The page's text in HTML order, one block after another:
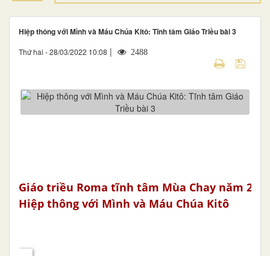
Hiệp thông với Mình và Máu Chúa Kitô: Tĩnh tâm Giáo Triều bài 3
Thứ hai - 28/03/2022 10:08 | 2488
Giáo triều Roma tĩnh tâm Mùa Chay năm
Hiệp thông với Mình và Máu Chúa Kitô